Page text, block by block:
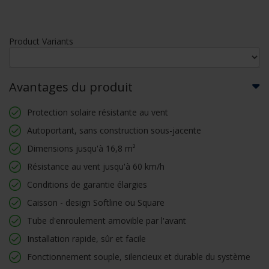
Product Variants
Avantages du produit
Protection solaire résistante au vent
Autoportant, sans construction sous-jacente
Dimensions jusqu'à 16,8 m²
Résistance au vent jusqu'à 60 km/h
Conditions de garantie élargies
Caisson - design Softline ou Square
Tube d'enroulement amovible par l'avant
Installation rapide, sûr et facile
Fonctionnement souple, silencieux et durable du système